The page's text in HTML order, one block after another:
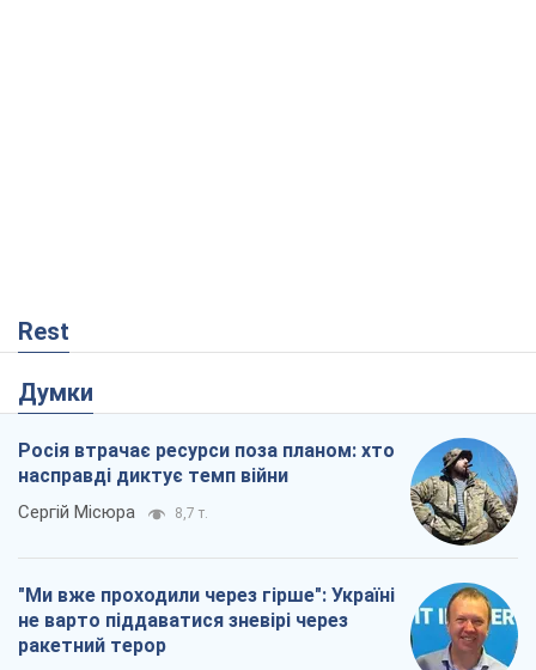
Rest
Думки
Росія втрачає ресурси поза планом: хто
насправді диктує темп війни
Сергій Місюра 8,7 т.
"Ми вже проходили через гірше": Україні
не варто піддаватися зневірі через
ракетний терор